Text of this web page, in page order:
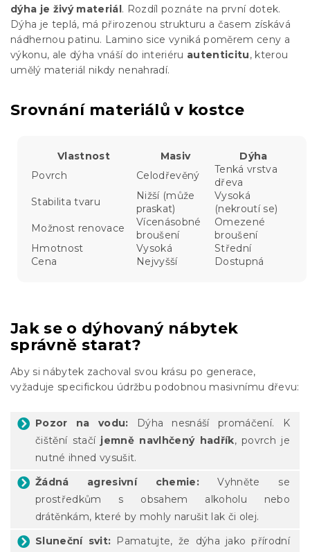
dýha je živý materiál. Rozdíl poznáte na první dotek.
Dýha je teplá, má přirozenou strukturu a časem získává
nádhernou patinu. Lamino sice vyniká poměrem ceny a
výkonu, ale dýha vnáší do interiéru autenticitu, kterou
umělý materiál nikdy nenahradí.
Srovnání materiálů v kostce
Vlastnost Masiv
Dýha
Povrch
Celodřevěný
Tenká vrstva
dřeva
Stabilita tvaru
Nižší (může
praskat)
Vysoká
(nekroutí se)
Možnost renovace
Vícenásobné
broušení
Omezené
broušení
Hmotnost
Vysoká
Střední
Cena
Nejvyšší Dostupná
Jak se o dýhovaný nábytek
správně starat?
Aby si nábytek zachoval svou krásu po generace,
vyžaduje specifickou údržbu podobnou masivnímu dřevu:
Pozor na vodu: Dýha nesnáší promáčení. K
čištění stačí jemně navlhčený hadřík, povrch je
nutné ihned vysušit.
Žádná agresivní chemie: Vyhněte se
prostředkům s obsahem alkoholu nebo
drátěnkám, které by mohly narušit lak či olej.
Sluneční svit: Pamatujte, že dýha jako přírodní